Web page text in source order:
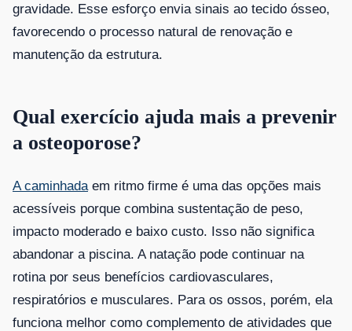
gravidade. Esse esforço envia sinais ao tecido ósseo,
favorecendo o processo natural de renovação e
manutenção da estrutura.
Qual exercício ajuda mais a prevenir
a osteoporose?
A caminhadaem ritmo firme é uma das opções mais
acessíveis porque combina sustentação de peso,
impacto moderado e baixo custo. Isso não significa
abandonar a piscina. A natação pode continuar na
rotina por seus benefícios cardiovasculares,
respiratórios e musculares. Para os ossos, porém, ela
funciona melhor como complemento de atividades que